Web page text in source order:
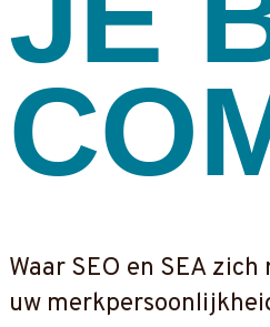
Waar SEO en SEA
uw